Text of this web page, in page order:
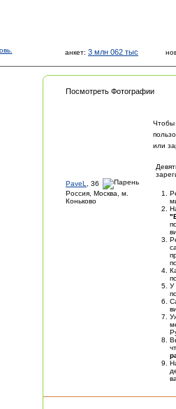
анкет: 3 млн 062 тыс
Посмотреть Фотографии
PaveL
, 36
Россия, Москва, м.
Коньково
Чтобы
или
У